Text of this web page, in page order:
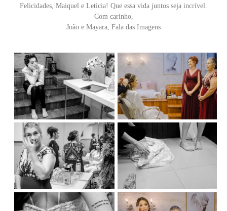
Felicidades, Maiquel e Leticia! Que essa vida juntos seja incrível.
Com carinho,
João e Mayara, Fala das Imagens